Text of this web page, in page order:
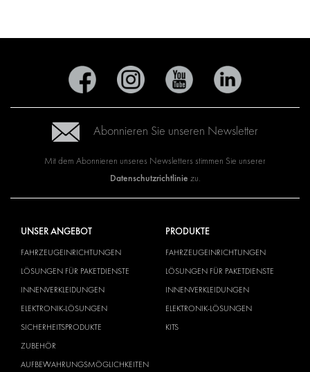
Abonnieren Sie unseren Newsletter
Mit dem Abonnieren unseres Newsletters stimmen Sie unserer
Datenschutzrichtlinie zu.
UNSER ANGEBOT
FAHRZEUGEINRICHTUNGEN
LÖSUNGEN FÜR PAKETDIENSTE
INNENVERKLEIDUNGEN
ELEKTRONIK-LÖSUNGEN
SICHERHEITSPRODUKTE
ZUBEHÖR
AUFBEWAHRUNGSMÖGLICHKEITEN
PRODUKTE
FAHRZEUGEINRICHTUNGEN
LÖSUNGEN FÜR PAKETDIENSTE
INNENVERKLEIDUNGEN
ELEKTRONIK-LÖSUNGEN
KITS